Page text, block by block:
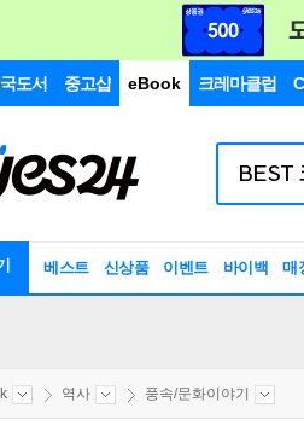
도서 중고샵 eBook 크레마클럽
베스트 신상품 이벤트 바이백 매
역사 풍속/문화이야기